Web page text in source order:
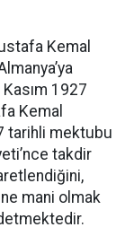
Kemal
1927
Kemal
tarihli mektubu
takdir
mani olmak